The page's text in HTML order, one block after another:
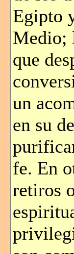
Egipto
Medio;
que
un
en su
fe. En
retiros